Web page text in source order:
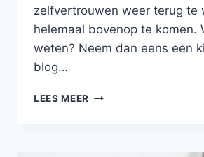
zelfvertrouwen weer terug te
helemaal bovenop te komen.
weten? Neem dan eens een
blog…
LEES MEER HOE